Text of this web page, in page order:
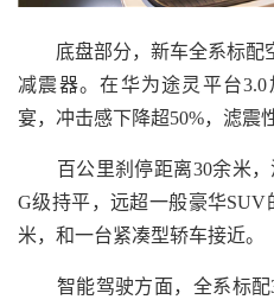
底盘部分，新车全系标配
减震器。在华为途灵平台
宴，冲击感下降超50%，滤震
百公里刹停距离30余米，
G级持平，远超一般豪华SUV
米，和一台紧凑型轿车接近。
智能驾驶方面，全系标配